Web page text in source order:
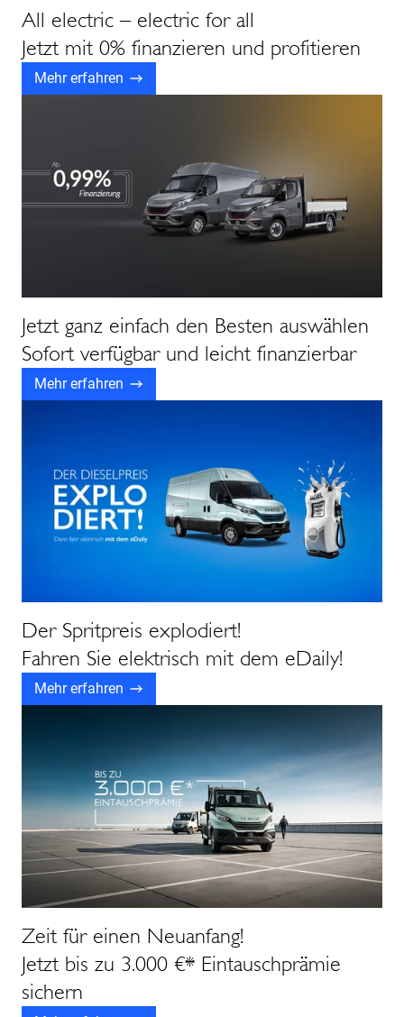
All electric – electric for all
Jetzt mit 0% finanzieren und profitieren
Mehr erfahren
Jetzt ganz einfach den Besten auswählen
Sofort verfügbar und leicht finanzierbar
Mehr erfahren
Der Spritpreis explodiert!
Fahren Sie elektrisch mit dem eDaily!
Mehr erfahren
Zeit für einen Neuanfang!
Jetzt bis zu 3.000 €* Eintauschprämie
sichern